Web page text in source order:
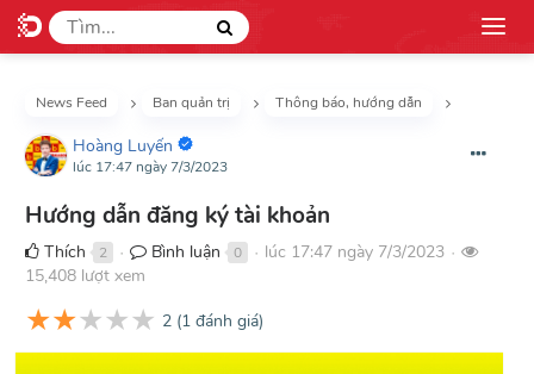
News Feed Ban quản trị Thông báo, hướng dẫn
Hoàng Luyến
lúc 17:47 ngày 7/3/2023
Hướng dẫn đăng ký tài khoản
Thích 2 ● Bình luận 0 ● lúc 17:47 ngày 7/3/2023 ●
15,408 lượt xem
★★★★★ 2 (1 đánh giá)